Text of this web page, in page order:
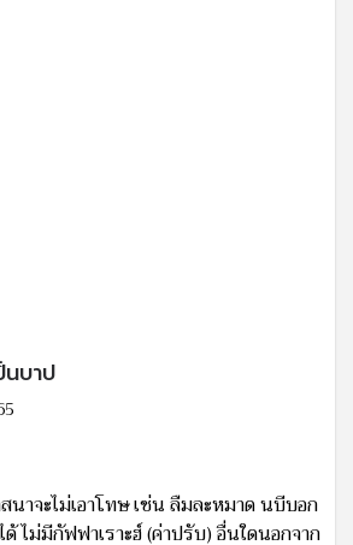
นบาป
นาจะไม่เอาโทษ เช่น ลืมละหมาด นบีบอก
ไม่มีกัฟฟาเราะฮ์ (ค่าปรับ) อื่นใดนอกจาก